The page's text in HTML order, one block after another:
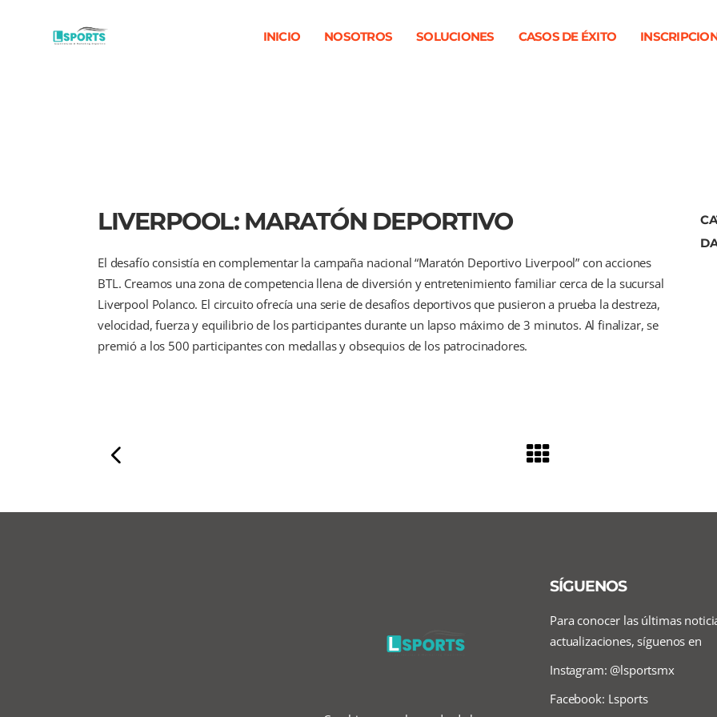
INICIO NOSOTROS SOLUCIONES CASOS DE ÉXITO
LIVERPOOL: MARATÓN DEPORTIVO
El desafío consistía en complementar la campaña nacional “Maratón Deportivo Liverpool” con acciones
BTL. Creamos una zona de competencia llena de diversión y entretenimiento familiar cerca de la sucursal
Liverpool Polanco. El circuito ofrecía una serie de desafíos deportivos que pusieron a prueba la destreza,
velocidad, fuerza y equilibrio de los participantes durante un lapso máximo de 3 minutos. Al finalizar, se
premió a los 500 participantes con medallas y obsequios de los patrocinadores.
SÍGUENOS
Para conocer las últimas
actualizaciones, síguenos en
Instagram: @lsportsmx
Facebook: Lsports